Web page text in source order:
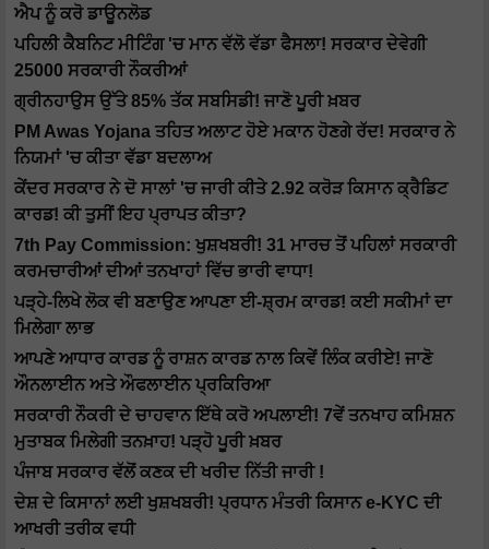
ਐਪ ਨੂੰ ਕਰੋ ਡਾਊਨਲੋਡ
ਪਹਿਲੀ ਕੈਬਨਿਟ ਮੀਟਿੰਗ 'ਚ ਮਾਨ ਵੱਲੋ ਵੱਡਾ ਫੈਸਲਾ! ਸਰਕਾਰ ਦੇਵੇਗੀ
25000 ਸਰਕਾਰੀ ਨੌਕਰੀਆਂ
ਗ੍ਰੀਨਹਾਉਸ ਉੱਤੇ 85% ਤੱਕ ਸਬਸਿਡੀ! ਜਾਣੋ ਪੂਰੀ ਖ਼ਬਰ
PM Awas Yojana ਤਹਿਤ ਅਲਾਟ ਹੋਏ ਮਕਾਨ ਹੋਣਗੇ ਰੱਦ! ਸਰਕਾਰ ਨੇ
ਨਿਯਮਾਂ 'ਚ ਕੀਤਾ ਵੱਡਾ ਬਦਲਾਅ
ਕੇਂਦਰ ਸਰਕਾਰ ਨੇ ਦੋ ਸਾਲਾਂ 'ਚ ਜਾਰੀ ਕੀਤੇ 2.92 ਕਰੋੜ ਕਿਸਾਨ ਕ੍ਰੈਡਿਟ
ਕਾਰਡ! ਕੀ ਤੁਸੀਂ ਇਹ ਪ੍ਰਾਪਤ ਕੀਤਾ?
7th Pay Commission: ਖੁਸ਼ਖਬਰੀ! 31 ਮਾਰਚ ਤੋਂ ਪਹਿਲਾਂ ਸਰਕਾਰੀ
ਕਰਮਚਾਰੀਆਂ ਦੀਆਂ ਤਨਖਾਹਾਂ ਵਿੱਚ ਭਾਰੀ ਵਾਧਾ!
ਪੜ੍ਹੇ-ਲਿਖੇ ਲੋਕ ਵੀ ਬਣਾਉਣ ਆਪਣਾ ਈ-ਸ਼੍ਰਮ ਕਾਰਡ! ਕਈ ਸਕੀਮਾਂ ਦਾ
ਮਿਲੇਗਾ ਲਾਭ
ਆਪਣੇ ਆਧਾਰ ਕਾਰਡ ਨੂੰ ਰਾਸ਼ਨ ਕਾਰਡ ਨਾਲ ਕਿਵੇਂ ਲਿੰਕ ਕਰੀਏ! ਜਾਣੋ
ਔਨਲਾਈਨ ਅਤੇ ਔਫਲਾਈਨ ਪ੍ਰਕਿਰਿਆ
ਸਰਕਾਰੀ ਨੌਕਰੀ ਦੇ ਚਾਹਵਾਨ ਇੱਥੇ ਕਰੋ ਅਪਲਾਈ! 7ਵੇਂ ਤਨਖਾਹ ਕਮਿਸ਼ਨ
ਮੁਤਾਬਕ ਮਿਲੇਗੀ ਤਨਖ਼ਾਹ! ਪੜ੍ਹੋ ਪੂਰੀ ਖ਼ਬਰ
ਪੰਜਾਬ ਸਰਕਾਰ ਵੱਲੋਂ ਕਣਕ ਦੀ ਖਰੀਦ ਨਿੱਤੀ ਜਾਰੀ !
ਦੇਸ਼ ਦੇ ਕਿਸਾਨਾਂ ਲਈ ਖੁਸ਼ਖਬਰੀ! ਪ੍ਰਧਾਨ ਮੰਤਰੀ ਕਿਸਾਨ e-KYC ਦੀ
ਆਖਰੀ ਤਰੀਕ ਵਧੀ